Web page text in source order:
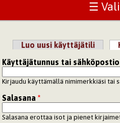
☰
Ensisijaiset välilehdet
Luo uusi käyttäjätili
Käyttäjätunnus tai
Kirjaudu käyttämällä nimimerkkiäsi tai
Salasana*
Salasana erottaa isot ja pienet